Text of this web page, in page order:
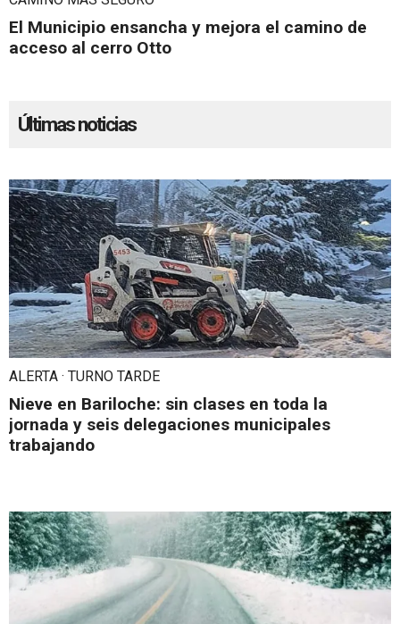
El Municipio ensancha y mejora el camino de
acceso al cerro Otto
Últimas noticias
ALERTA · TURNO TARDE
Nieve en Bariloche: sin clases en toda la
jornada y seis delegaciones municipales
trabajando